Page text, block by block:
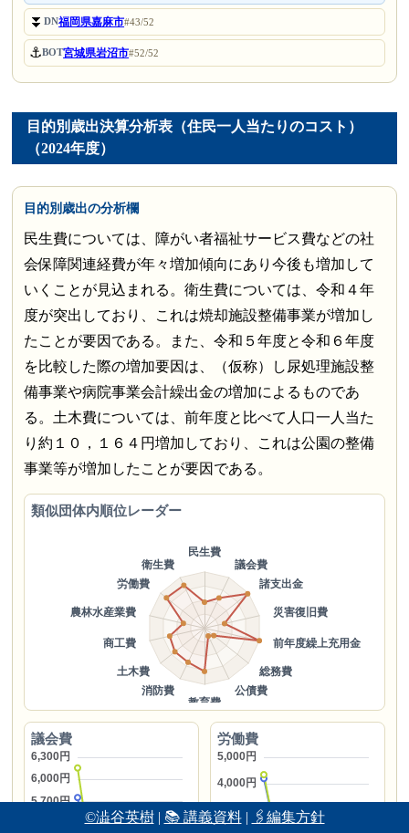
©澁谷英樹| 📚 講義資料| 🖇編集方針
⏬DN福岡県嘉麻市#43/52
⚓BOT宮城県岩沼市#52/52
目的別歳出決算分析表（住民一人当たりのコスト）
（2024年度）
目的別歳出の分析欄
民生費については、障がい者福祉サービス費などの社
会保障関連経費が年々増加傾向にあり今後も増加して
いくことが見込まれる。衛生費については、令和４年
度が突出しており、これは焼却施設整備事業が増加し
たことが要因である。また、令和５年度と令和６年度
を比較した際の増加要因は、（仮称）し尿処理施設整
備事業や病院事業会計繰出金の増加によるものであ
る。土木費については、前年度と比べて人口一人当た
り約１０，１６４円増加しており、これは公園の整備
事業等が増加したことが要因である。
類似団体内順位レーダー
議会費 労働費